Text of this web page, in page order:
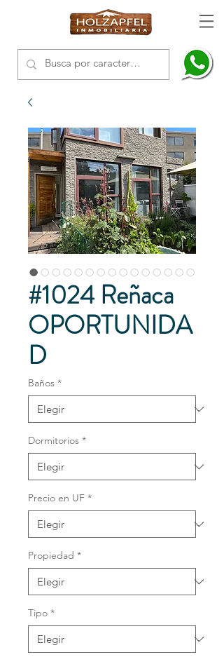
#1024 Reñaca
OPORTUNIDA
D
Baños *
Dormitorios *
Precio en UF *
Propiedad *
Tipo *